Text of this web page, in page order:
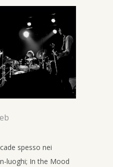
spesso nei
luoghi; In the Mood